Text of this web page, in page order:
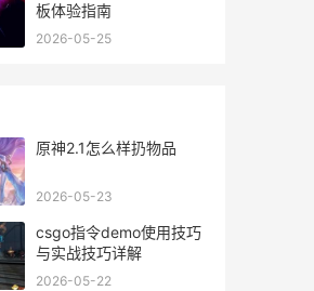
板体验指南
2026-05-25
原神2.1怎么样扔物品
2026-05-23
csgo指令demo使用技巧
与实战技巧详解
2026-05-22